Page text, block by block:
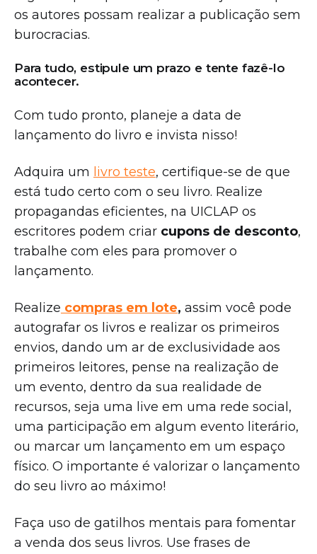
os autores possam realizar a publicação sem
burocracias.
Para tudo, estipule um prazo e tente fazê-lo
acontecer.
Com tudo pronto, planeje a data de
lançamento do livro e invista nisso!
Adquira um livro teste, certifique-se de que
está tudo certo com o seu livro. Realize
propagandas eficientes, na UICLAP os
escritores podem criar cupons de desconto,
trabalhe com eles para promover o
lançamento.
Realize compras em lote, assim você pode
autografar os livros e realizar os primeiros
envios, dando um ar de exclusividade aos
primeiros leitores, pense na realização de
um evento, dentro da sua realidade de
recursos, seja uma live em uma rede social,
uma participação em algum evento literário,
ou marcar um lançamento em um espaço
físico. O importante é valorizar o lançamento
do seu livro ao máximo!
Faça uso de gatilhos mentais para fomentar
a venda dos seus livros. Use frases de